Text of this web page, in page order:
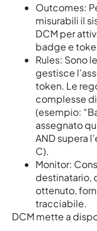
Outcomes:
misurabili il
DCM per
badge e
Rules: Sono
gestisce
token. Le
complesse
(esempio:
assegnato
AND supera
C).
Monitor:
destinatario,
ottenuto,
tracciabile.
DCM mette a